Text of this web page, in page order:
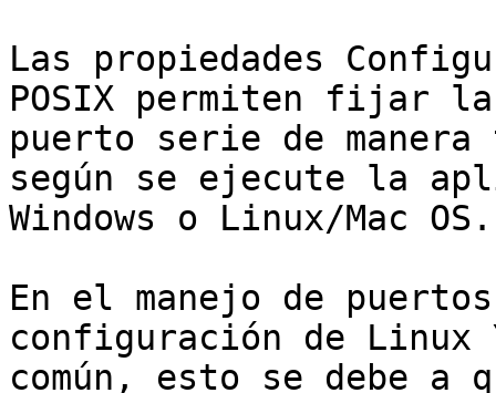
Las propiedades
POSIX permiten fijar
puerto serie de
según se ejecute la
Windows o Linux/Mac OS.
En el manejo de
configuración de Linux
común, esto se debe a